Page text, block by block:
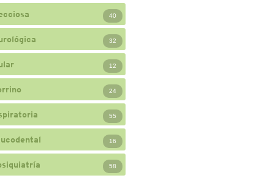
40
32
12
24
55
16
58